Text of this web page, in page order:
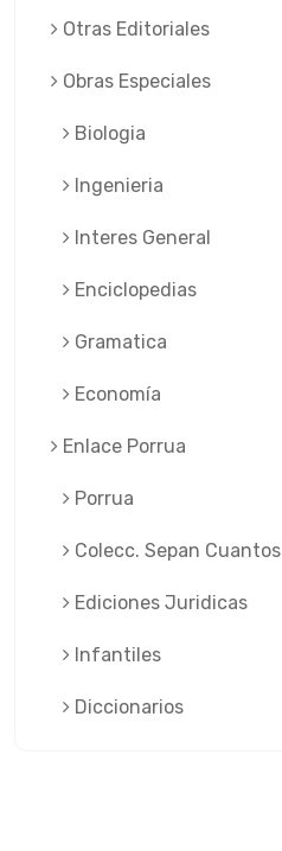
Otras Editoriales
Obras Especiales
Biologia
Ingenieria
Interes General
Enciclopedias
Gramatica
Economía
Enlace Porrua
Porrua
Colecc. Sepan Cuantos
Ediciones Juridicas
Infantiles
Diccionarios